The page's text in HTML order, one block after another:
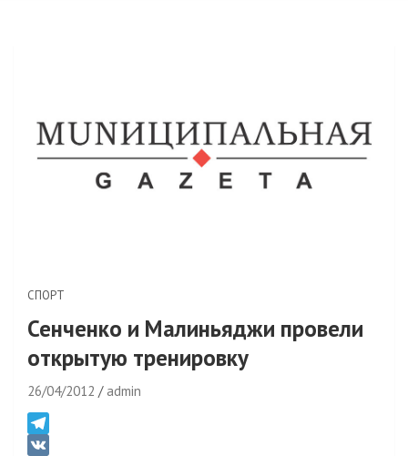
СПОРТ
Сенченко и Малиньяджи провели
открытую тренировку
26/04/2012 admin
T